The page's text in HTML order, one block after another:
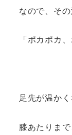
なので、そ
「ポカポカ
足先が温かく
膝あたりま